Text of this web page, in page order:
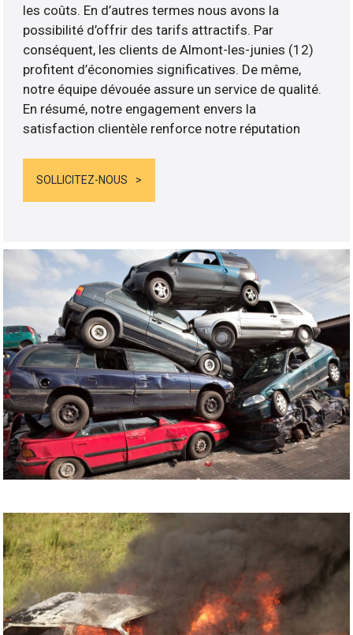
les coûts. En d’autres termes nous avons la
possibilité d’offrir des tarifs attractifs. Par
conséquent, les clients de Almont-les-junies (12)
profitent d’économies significatives. De même,
notre équipe dévouée assure un service de qualité.
En résumé, notre engagement envers la
satisfaction clientèle renforce notre réputation
SOLLICITEZ-NOUS